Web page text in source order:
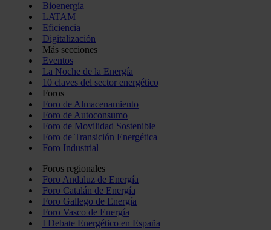
Bioenergía
LATAM
Eficiencia
Digitalización
Más secciones
Eventos
La Noche de la Energía
10 claves del sector energético
Foros
Foro de Almacenamiento
Foro de Autoconsumo
Foro de Movilidad Sostenible
Foro de Transición Energética
Foro Industrial
Foros regionales
Foro Andaluz de Energía
Foro Catalán de Energía
Foro Gallego de Energía
Foro Vasco de Energía
I Debate Energético en España